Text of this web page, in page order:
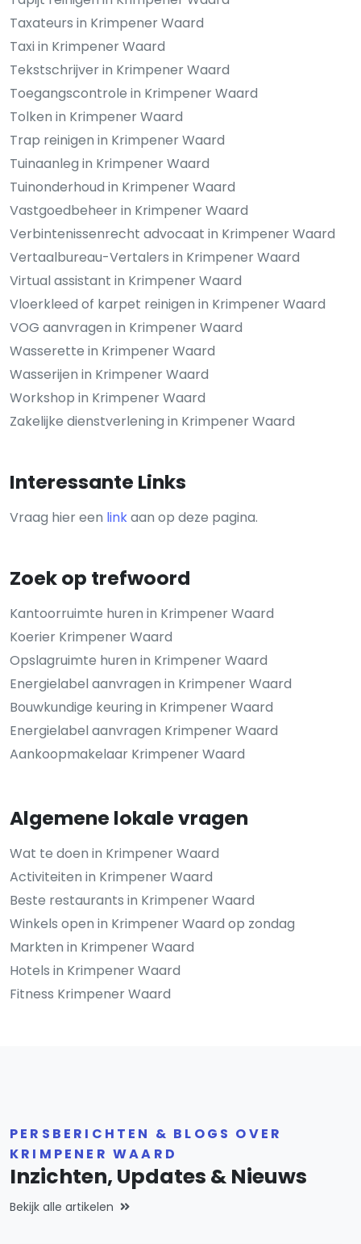
Taxateurs in Krimpener Waard
Taxi in Krimpener Waard
Tekstschrijver in Krimpener Waard
Toegangscontrole in Krimpener Waard
Tolken in Krimpener Waard
Trap reinigen in Krimpener Waard
Tuinaanleg in Krimpener Waard
Tuinonderhoud in Krimpener Waard
Vastgoedbeheer in Krimpener Waard
Verbintenissenrecht advocaat in Krimpener Waard
Vertaalbureau-Vertalers in Krimpener Waard
Virtual assistant in Krimpener Waard
Vloerkleed of karpet reinigen in Krimpener Waard
VOG aanvragen in Krimpener Waard
Wasserette in Krimpener Waard
Wasserijen in Krimpener Waard
Workshop in Krimpener Waard
Zakelijke dienstverlening in Krimpener Waard
Interessante Links
Vraag hier een linkaan op deze pagina.
Zoek op trefwoord
Kantoorruimte huren in Krimpener Waard
Koerier Krimpener Waard
Opslagruimte huren in Krimpener Waard
Energielabel aanvragen in Krimpener Waard
Bouwkundige keuring in Krimpener Waard
Energielabel aanvragen Krimpener Waard
Aankoopmakelaar Krimpener Waard
Algemene lokale vragen
Wat te doen in Krimpener Waard
Activiteiten in Krimpener Waard
Beste restaurants in Krimpener Waard
Winkels open in Krimpener Waard op zondag
Markten in Krimpener Waard
Hotels in Krimpener Waard
Fitness Krimpener Waard
PERSBERICHTEN & BLOGS OVER
KRIMPENER WAARD
Inzichten, Updates & Nieuws
Bekijk alle artikelen